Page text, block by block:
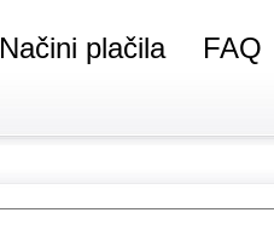
Načini plačila FAQ